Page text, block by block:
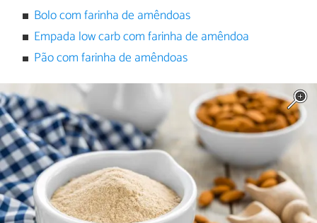
Bolo com farinha de amêndoas
Empada low carb com farinha de amêndoa
Pão com farinha de amêndoas